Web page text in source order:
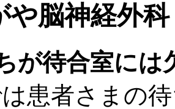
や脳神経外
が待合室には
患者さまの